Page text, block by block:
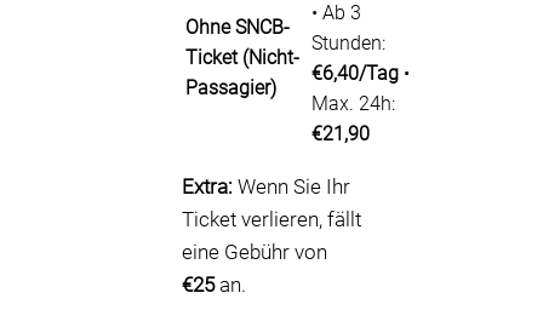
Ohne SNCB-
Ticket (Nicht-
Passagier)
• Ab 3
Stunden:
€6,40/Tag •
Max. 24h:
€21,90
Extra: Wenn Sie Ihr
Ticket verlieren, fällt
eine Gebühr von
€25an.